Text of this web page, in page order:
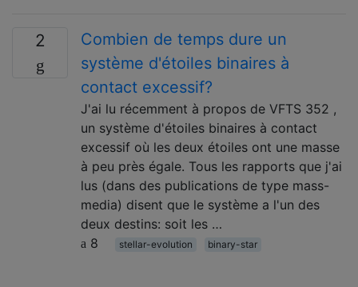
2
Combien de temps dure un
système d'étoiles binaires à
contact excessif?
J'ai lu récemment à propos de VFTS 352 ,
un système d'étoiles binaires à contact
excessif où les deux étoiles ont une masse
à peu près égale. Tous les rapports que j'ai
lus (dans des publications de type mass-
media) disent que le système a l'un des
deux destins: soit les …
8
stellar-evolution binary-star